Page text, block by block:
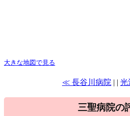
大きな地図で見る
≪ 長谷川病院 | | 光
三聖病院の